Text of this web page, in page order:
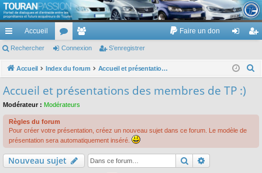
TouranPassion
Le forum des propriétaires ou futurs acquéreurs du Volkswagen Touran
cc
ès
pi
de
Accueil
or
u
e
m
Faire un don
ne nr
Rechercher Connexion S’enregistrer
Accueil Index du forum Accueil et présentations des membres de TP :)
Accueil et présentations des membres de TP :)
Modérateur : Modérateurs
Règles du forum
Pour créer votre présentation, créez un nouveau sujet dans ce forum. Le modèle de
présentation sera automatiquement inséré.
Nouveau sujet Rechercher